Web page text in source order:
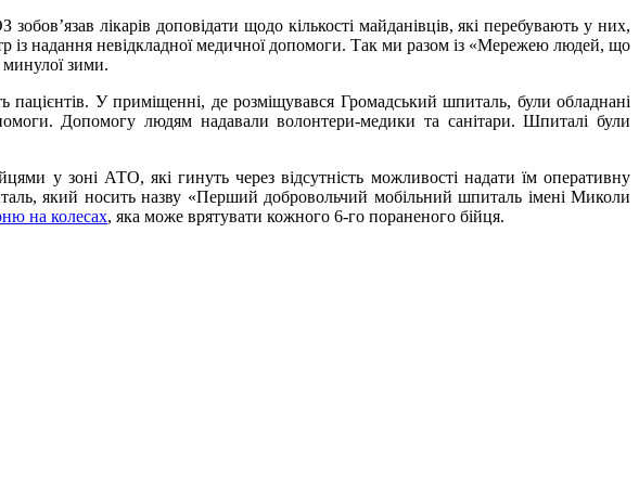
лікарів доповідати щодо кількості майданівців, які перебувають у них,
із надання невідкладної медичної допомоги. Так ми разом із «Мережею людей, що
зими.
У приміщенні, де розміщувався Громадський шпиталь, були обладнані
Допомогу людям надавали волонтери-медики та санітари. Шпиталі були
у зоні АТО, які гинуть через відсутність можливості надати їм оперативну
який носить назву «Перший добровольчий мобільний шпиталь імені Миколи
на колесах, яка може врятувати кожного 6-го пораненого бійця.